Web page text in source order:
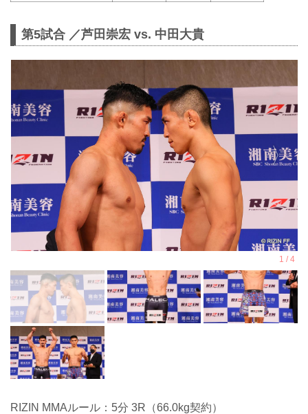
第5試合 ／芦田崇宏 vs. 中田大貴
RIZIN MMAルール：5分 3R（66.0kg契約）